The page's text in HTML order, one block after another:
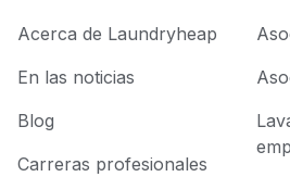
Acerca de Laundryheap
En las noticias
Blog
Carreras profesionales